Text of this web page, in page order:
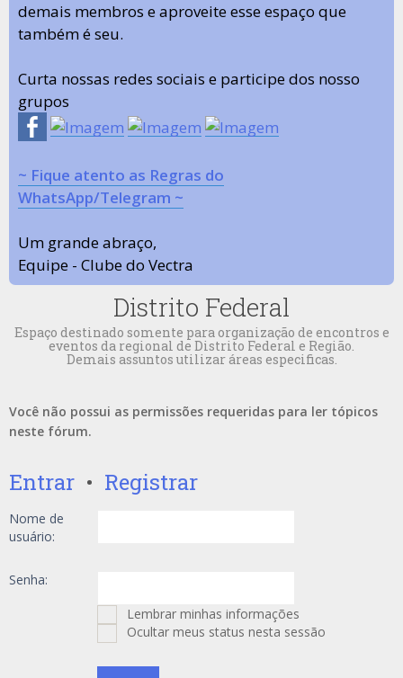
demais membros e aproveite esse espaço que
também é seu.
Curta nossas redes sociais e participe dos nosso
grupos
~ Fique atento as Regras do
WhatsApp/Telegram ~
Um grande abraço,
Equipe - Clube do Vectra
Distrito Federal
Espaço destinado somente para organização de encontros e
eventos da regional de Distrito Federal e Região.
Demais assuntos utilizar áreas especificas.
Você não possui as permissões requeridas para ler tópicos
neste fórum.
Entrar • Registrar
Nome de
usuário:
Senha:
Lembrar minhas informações
Ocultar meus status nesta sessão